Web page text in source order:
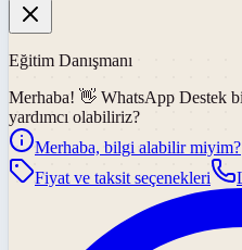
Eğitim Danışmanı
Merhaba! 👋 WhatsApp Destek
yardımcı olabiliriz?
Merhaba, bilgi alabilir miyim?
Fiyat ve taksit seçenekleri